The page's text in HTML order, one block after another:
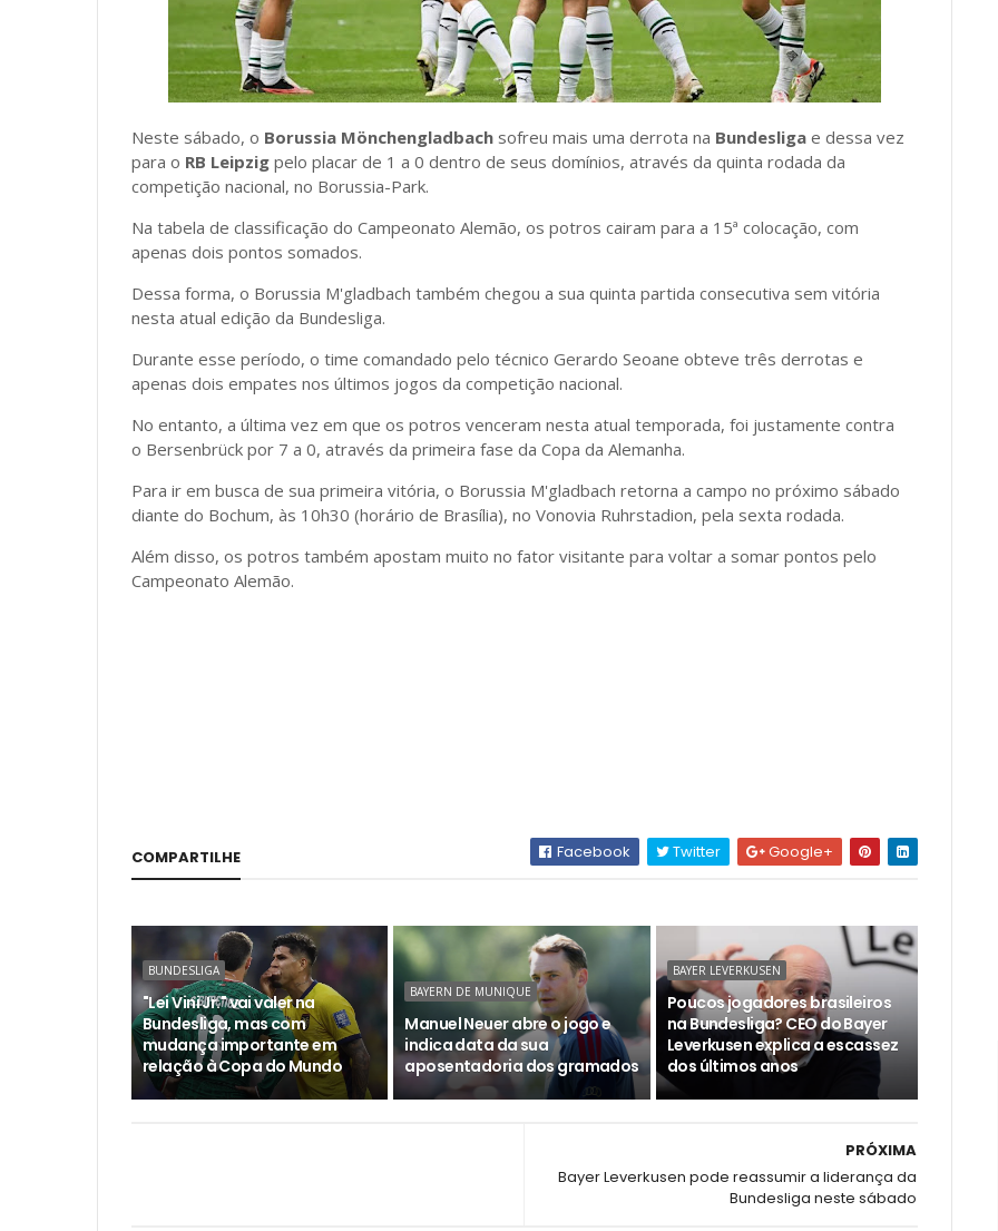
Neste sábado, o Borussia Mönchengladbach sofreu mais uma derrota na Bundesliga e dessa vez
para o RB Leipzig pelo placar de 1 a 0 dentro de seus domínios, através da quinta rodada da
competição nacional, no Borussia-Park.
Na tabela de classificação do Campeonato Alemão, os potros cairam para a 15ª colocação, com
apenas dois pontos somados.
Dessa forma, o Borussia M'gladbach também chegou a sua quinta partida consecutiva sem vitória
nesta atual edição da Bundesliga.
Durante esse período, o time comandado pelo técnico Gerardo Seoane obteve três derrotas e
apenas dois empates nos últimos jogos da competição nacional.
No entanto, a última vez em que os potros venceram nesta atual temporada, foi justamente contra
o Bersenbrück por 7 a 0, através da primeira fase da Copa da Alemanha.
Para ir em busca de sua primeira vitória, o Borussia M'gladbach retorna a campo no próximo sábado
diante do Bochum, às 10h30 (horário de Brasília), no Vonovia Ruhrstadion, pela sexta rodada.
Além disso, os potros também apostam muito no fator visitante para voltar a somar pontos pelo
Campeonato Alemão.
COMPARTILHE Facebook Twitter Google+
BUNDESLIGA
"Lei Vini Jr." vai valer na
Bundesliga, mas com
mudança importante em
relação à Copa do Mundo
BAYERN DE MUNIQUE
Manuel Neuer abre o jogo e
indica data da sua
aposentadoria dos gramados
BAYER LEVERKUSEN
Poucos jogadores brasileiros
na Bundesliga? CEO do Bayer
Leverkusen explica a escassez
dos últimos anos
PRÓXIMA
Bayer Leverkusen pode reassumir a liderança da
Bundesliga neste sábado